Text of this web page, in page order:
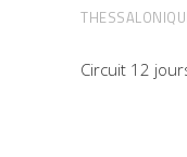
Circuit 12